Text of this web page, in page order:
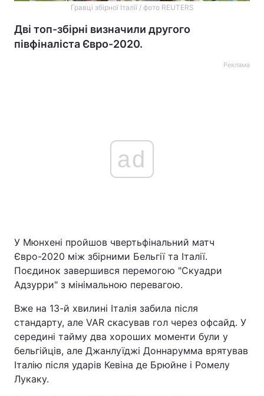
Головна Війна
Україна Політика
Економіка Світ
Спорт Наука
Техно і зв'язок Лайт
Зброя Інциденти
Гравці збірної Італії / фото REUTERS
Дві топ-збірні визначили другого
півфіналіста Євро-2020.
Реклама
ad
У Мюнхені пройшов чвертьфінальний матч
Євро-2020 між збірними Бельгії та Італії.
Поєдинок завершився перемогою "Скуадри
Адзурри" з мінімальною перевагою.
Вже на 13-й хвилині Італія забила після
стандарту, але VAR скасував гол через офсайд. У
середині тайму два хороших моменти були у
бельгійців, але Джанлуїджі Доннарумма врятував
Італію після ударів Кевіна де Брюйне і Ромелу
Лукаку.